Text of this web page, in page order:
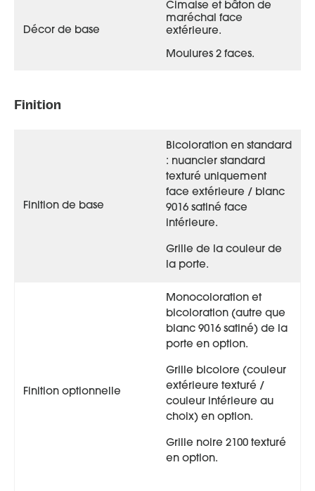
Décor de base
Cimaise et bâton de
maréchal face
extérieure.
Moulures 2 faces.
Finition
Finition de base
Bicoloration en standard
: nuancier standard
texturé uniquement
face extérieure / blanc
9016 satiné face
intérieure.
Grille de la couleur de
la porte.
Finition optionnelle
Monocoloration et
bicoloration (autre que
blanc 9016 satiné) de la
porte en option.
Grille bicolore (couleur
extérieure texturé /
couleur intérieure au
choix) en option.
Grille noire 2100 texturé
en option.